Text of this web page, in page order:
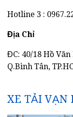
Hotline 3 :
Địa Chỉ
ĐC: 40/18 Hồ
Q.Bình Tân,
XE TẢI VẠN